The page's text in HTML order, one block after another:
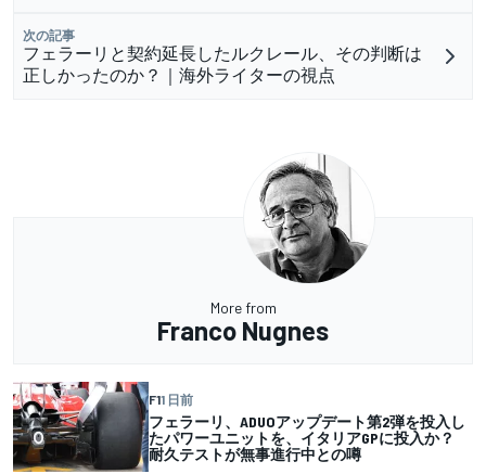
次の記事
フェラーリと契約延長したルクレール、その判断は
正しかったのか？｜海外ライターの視点
More from
Franco Nugnes
F11 日前
フェラーリ、ADUOアップデート第2弾を投入し
たパワーユニットを、イタリアGPに投入か？
耐久テストが無事進行中との噂